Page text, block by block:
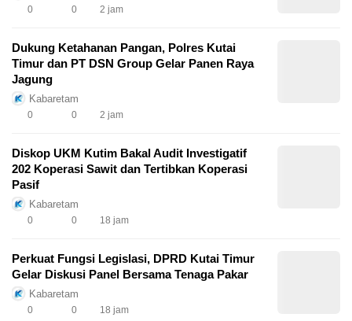
0 0 2 jam
Dukung Ketahanan Pangan, Polres Kutai
Timur dan PT DSN Group Gelar Panen Raya
Jagung
Kabaretam
0 0 2 jam
Diskop UKM Kutim Bakal Audit Investigatif
202 Koperasi Sawit dan Tertibkan Koperasi
Pasif
Kabaretam
0 0 18 jam
Perkuat Fungsi Legislasi, DPRD Kutai Timur
Gelar Diskusi Panel Bersama Tenaga Pakar
Kabaretam
0 0 18 jam